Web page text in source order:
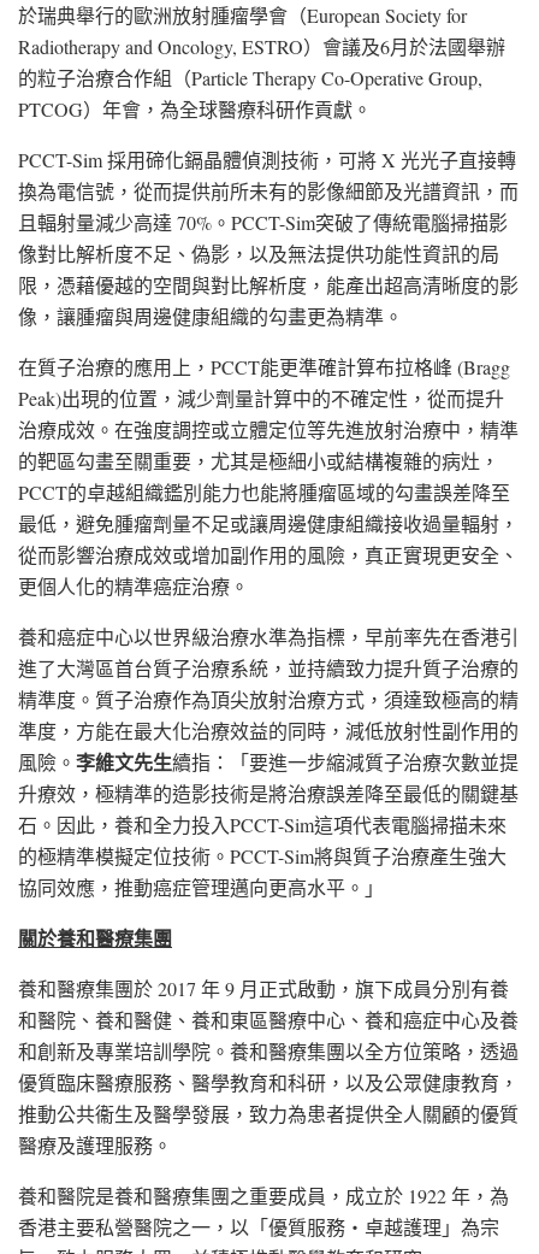
於瑞典舉行的歐洲放射腫瘤學會（European Society for
Radiotherapy and Oncology, ESTRO）會議及6月於法國舉辦
的粒子治療合作組（Particle Therapy Co-Operative Group,
PTCOG）年會，為全球醫療科研作貢獻。
PCCT-Sim 採用碲化鎘晶體偵測技術，可將 X 光光子直接轉
換為電信號，從而提供前所未有的影像細節及光譜資訊，而
且輻射量減少高達 70%。PCCT-Sim突破了傳統電腦掃描影
像對比解析度不足、偽影，以及無法提供功能性資訊的局
限，憑藉優越的空間與對比解析度，能產出超高清晰度的影
像，讓腫瘤與周邊健康組織的勾畫更為精準。
在質子治療的應用上，PCCT能更準確計算布拉格峰 (Bragg
Peak)出現的位置，減少劑量計算中的不確定性，從而提升
治療成效。在強度調控或立體定位等先進放射治療中，精準
的靶區勾畫至關重要，尤其是極細小或結構複雜的病灶，
PCCT的卓越組織鑑別能力也能將腫瘤區域的勾畫誤差降至
最低，避免腫瘤劑量不足或讓周邊健康組織接收過量輻射，
從而影響治療成效或增加副作用的風險，真正實現更安全、
更個人化的精準癌症治療。
養和癌症中心以世界級治療水準為指標，早前率先在香港引
進了大灣區首台質子治療系統，並持續致力提升質子治療的
精準度。質子治療作為頂尖放射治療方式，須達致極高的精
準度，方能在最大化治療效益的同時，減低放射性副作用的
風險。 李維文先生續指：「要進一步縮減質子治療次數並提
升療效，極精準的造影技術是將治療誤差降至最低的關鍵基
石。因此，養和全力投入PCCT-Sim這項代表電腦掃描未來
的極精準模擬定位技術。PCCT-Sim將與質子治療產生強大
協同效應，推動癌症管理邁向更高水平。」
關於養和醫療集團
養和醫療集團於 2017 年 9 月正式啟動，旗下成員分別有養
和醫院、養和醫健、養和東區醫療中心、養和癌症中心及養
和創新及專業培訓學院。養和醫療集團以全方位策略，透過
優質臨床醫療服務、醫學教育和科研，以及公眾健康教育，
推動公共衞生及醫學發展，致力為患者提供全人關顧的優質
醫療及護理服務。
養和醫院是養和醫療集團之重要成員，成立於 1922 年，為
香港主要私營醫院之一，以「優質服務‧卓越護理」為宗